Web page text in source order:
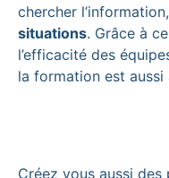
chercher
situations. Grâce à
l’efficacité des
la formation est aussi
Créez vous aussi